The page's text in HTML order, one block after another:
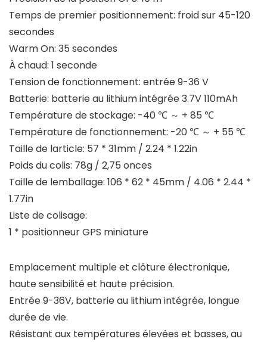
Temps de premier positionnement: froid sur 45-120
secondes
Warm On: 35 secondes
À chaud: 1 seconde
Tension de fonctionnement: entrée 9-36 V
Batterie: batterie au lithium intégrée 3.7V 110mAh
Température de stockage: -40 ℃ ～ + 85 ℃
Température de fonctionnement: -20 ℃ ～ + 55 ℃
Taille de larticle: 57 * 31mm / 2.24 * 1.22in
Poids du colis: 78g / 2,75 onces
Taille de lemballage: 106 * 62 * 45mm / 4.06 * 2.44 *
1.77in
Liste de colisage:
1 * positionneur GPS miniature
Emplacement multiple et clôture électronique,
haute sensibilité et haute précision.
Entrée 9-36V, batterie au lithium intégrée, longue
durée de vie.
Résistant aux températures élevées et basses, au